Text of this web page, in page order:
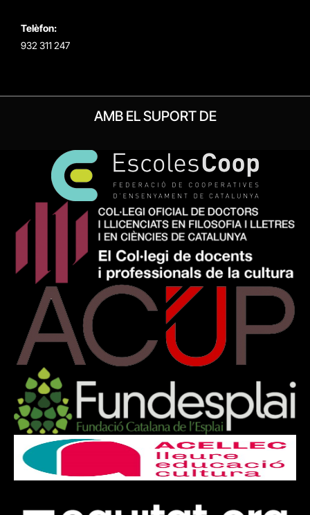
Telèfon:
932 311 247
AMB EL SUPORT DE